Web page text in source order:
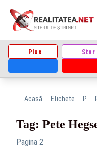
Plus Star
Acasă Etichete P
Tag: Pete
Pagina 2